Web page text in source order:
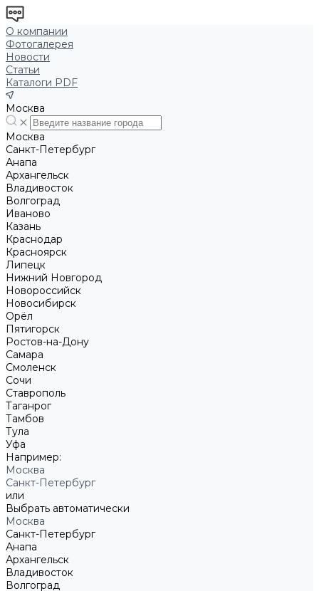
О компании
Фотогалерея
Новости
Статьи
Каталоги PDF
Москва
Москва
Санкт-Петербург
Анапа
Архангельск
Владивосток
Волгоград
Иваново
Казань
Краснодар
Красноярск
Липецк
Нижний Новгород
Новороссийск
Новосибирск
Орёл
Пятигорск
Ростов-на-Дону
Самара
Смоленск
Сочи
Ставрополь
Таганрог
Тамбов
Тула
Уфа
Например:
Москва
Санкт-Петербург
или
Выбрать автоматически
Москва
Санкт-Петербург
Анапа
Архангельск
Владивосток
Волгоград